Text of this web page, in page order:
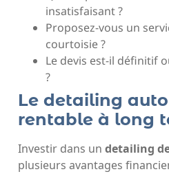
insatisfaisant ?
Proposez-vous un
courtoisie ?
Le devis est-il définitif
?
Le detailing
rentable à long
Investir dans un detailing
plusieurs avantages